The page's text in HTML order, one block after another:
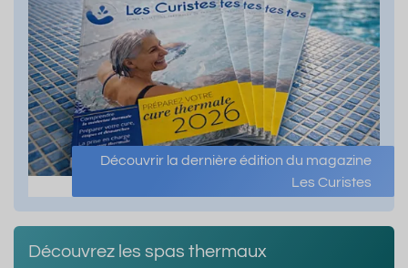
Découvrir la dernière édition du magazine
Les Curistes
Découvrez les spas thermaux